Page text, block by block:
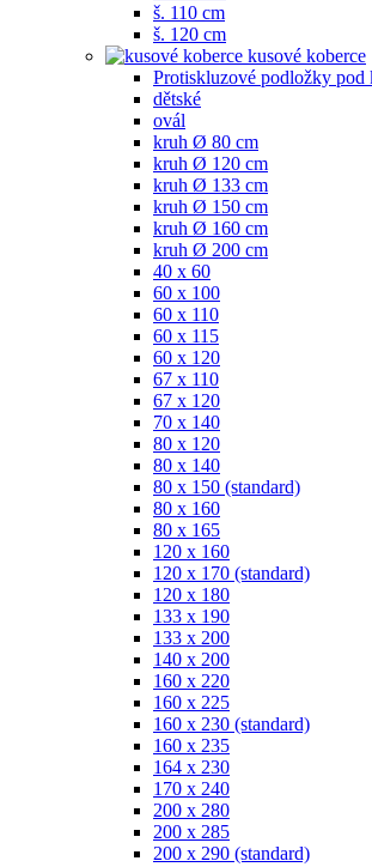
š. 110 cm
š. 120 cm
kusové koberce
Protiskluzové podložky pod
dětské
ovál
kruh Ø 80 cm
kruh Ø 120 cm
kruh Ø 133 cm
kruh Ø 150 cm
kruh Ø 160 cm
kruh Ø 200 cm
40 x 60
60 x 100
60 x 110
60 x 115
60 x 120
67 x 110
67 x 120
70 x 140
80 x 120
80 x 140
80 x 150 (standard)
80 x 160
80 x 165
120 x 160
120 x 170 (standard)
120 x 180
133 x 190
133 x 200
140 x 200
160 x 220
160 x 225
160 x 230 (standard)
160 x 235
164 x 230
170 x 240
200 x 280
200 x 285
200 x 290 (standard)